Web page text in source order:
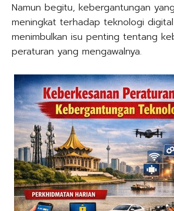
Namun begitu, kebergantungan
meningkat terhadap teknologi
menimbulkan isu penting tentang
peraturan yang mengawalnya.